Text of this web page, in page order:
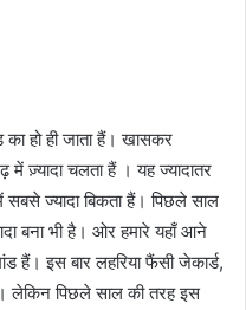
हो ही जाता हैं। खासकर
में ज़्यादा चलता हैं । यह ज्यादातर
सबसे ज्यादा बिकता हैं। पिछले साल
बना भी है। ओर हमारे यहाँ आने
हैं। इस बार लहरिया फैंसी जेकार्ड,
लेकिन पिछले साल की तरह इस